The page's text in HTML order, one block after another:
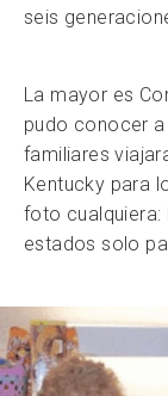
seis
La mayor es
pudo conocer
familiares
Kentucky para
foto cualquiera:
estados solo